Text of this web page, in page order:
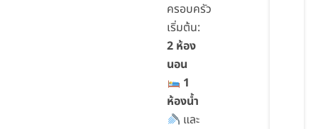
ครอบครัว
เริ่มต้น:
2 ห้อง
นอน
1
ห้องน้ำ
และ